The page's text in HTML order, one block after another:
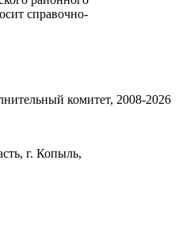
справочно-
комитет, 2008-2026
г. Копыль,